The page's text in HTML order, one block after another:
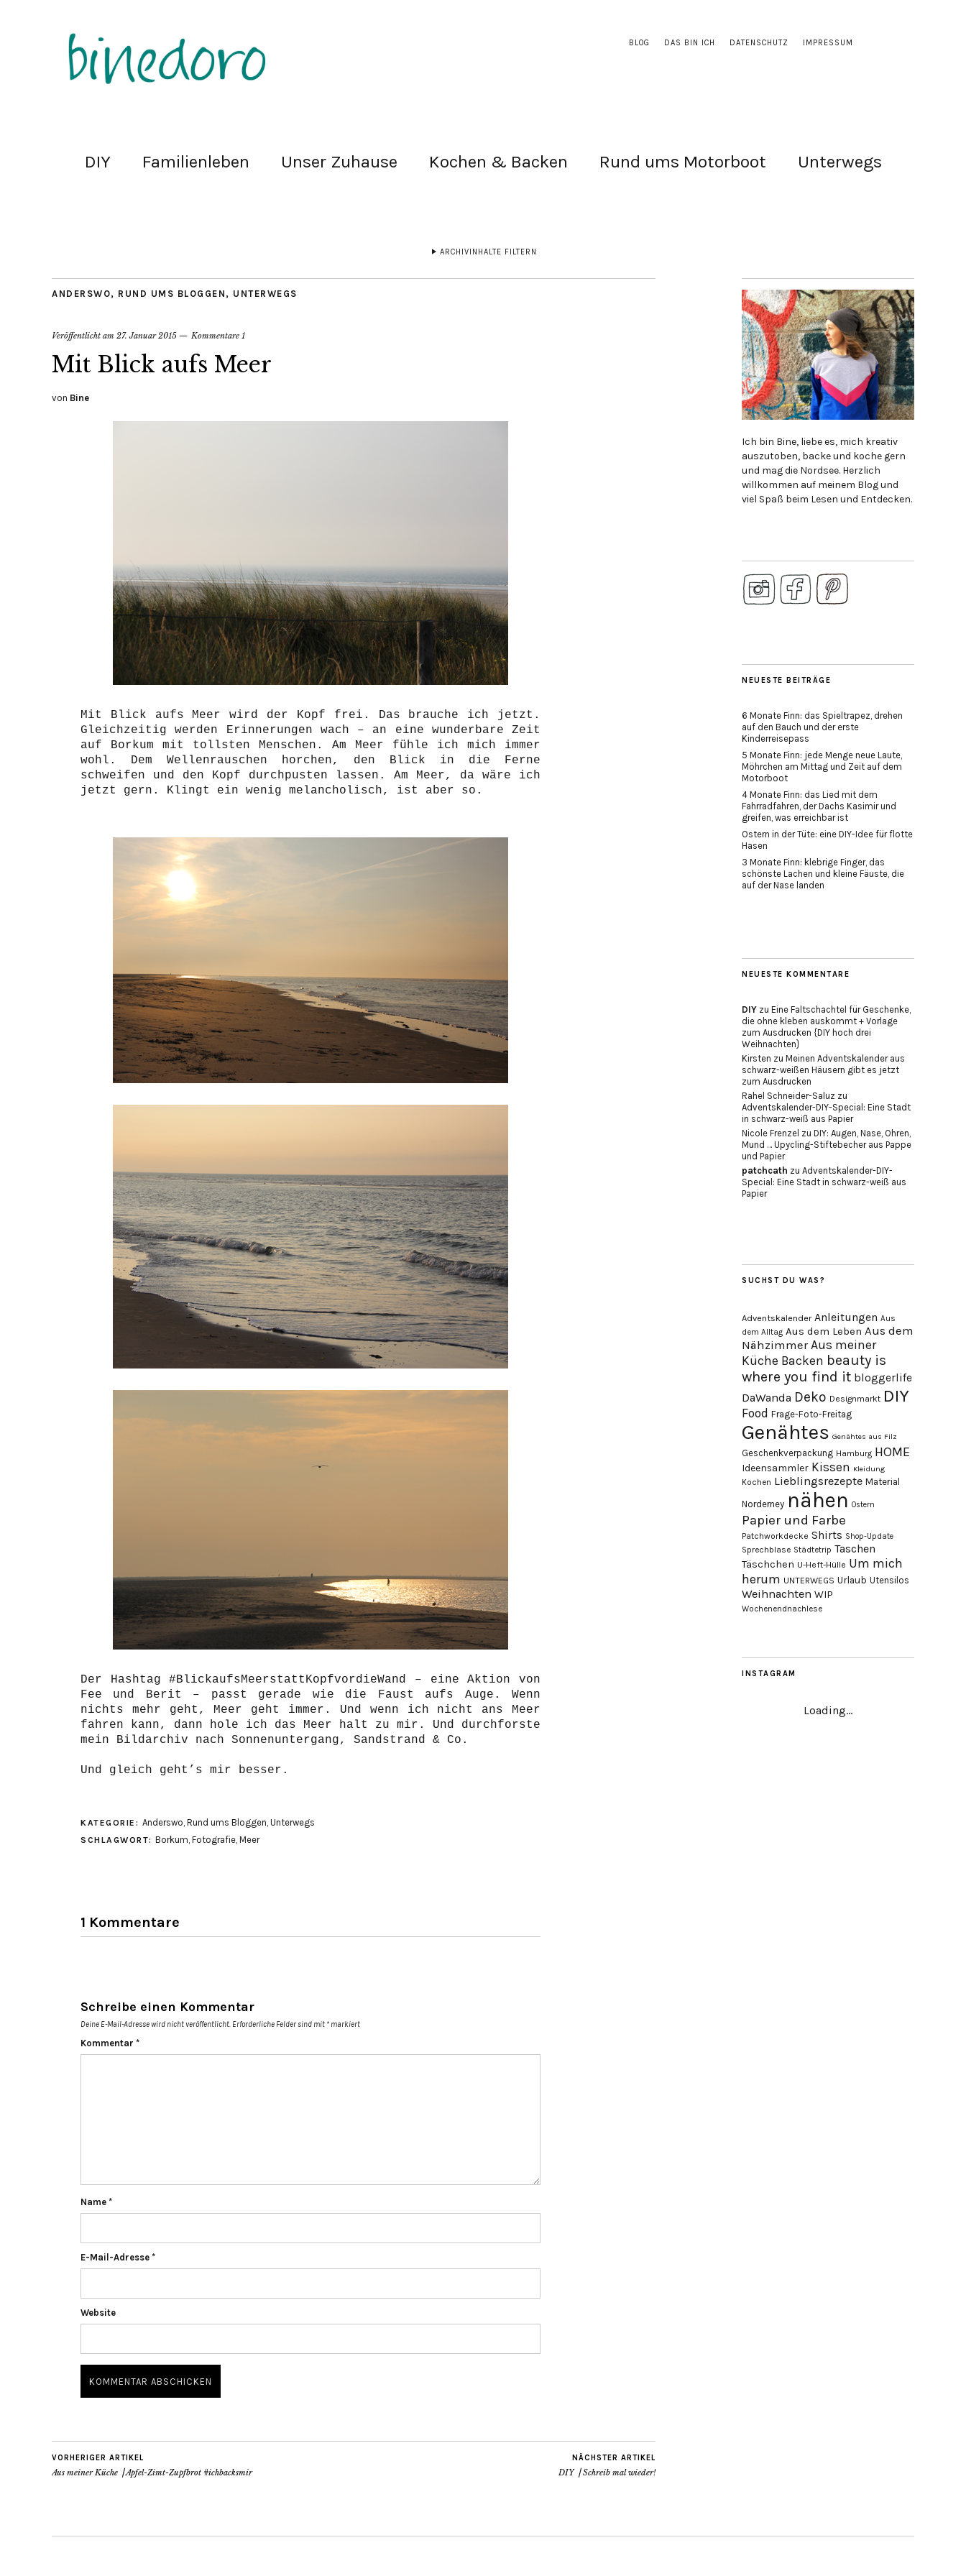
BLOG DAS BIN ICH DATENSCHUTZ IMPRESSUM
DIY Familienleben Unser Zuhause Kochen & Backen Rund ums Motorboot Unterwegs
ARCHIVINHALTE FILTERN
ANDERSWO, RUND UMS BLOGGEN , UNTERWEGS
Veröffentlicht am 27. Januar 2015 Kommentare 1
Mit Blick aufs Meer
von Bine
Mit Blick aufs Meer wird der Kopf frei. Das brauche ich jetzt.
Gleichzeitig werden Erinnerungen wach – an eine wunderbare Zeit
auf Borkum mit tollsten Menschen. Am Meer fühle ich mich immer
wohl. Dem Wellenrauschen horchen, den Blick in die Ferne
schweifen und den Kopf durchpusten lassen. Am Meer, da wäre ich
jetzt gern. Klingt ein wenig melancholisch, ist aber so.
Der Hashtag #BlickaufsMeerstattKopfvordieWand – eine Aktion von
Fee und Berit
– passt gerade wie die Faust aufs Auge. Wenn
nichts mehr geht, Meer geht immer. Und wenn ich nicht ans Meer
fahren kann, dann hole ich das Meer halt zu mir. Und durchforste
mein Bildarchiv nach Sonnenuntergang, Sandstrand & Co.
Und gleich geht’s mir besser.
KATEGORIE: Anderswo, Rund ums Bloggen, Unterwegs
SCHLAGWORT: Borkum, Fotografie, Meer
1 Kommentare
Schreibe einen Kommentar
Deine E-Mail-Adresse wird nicht veröffentlicht. Erforderliche Felder sind mit * markiert
Kommentar *
Name *
E-Mail-Adresse *
Website
VORHERIGER ARTIKEL
Aus meiner Küche ⎟ Apfel-Zimt-Zupfbrot #ichbacksmir
NÄCHSTER ARTIKEL
DIY ⎟ Schreib mal wieder!
Ich bin Bine, liebe es, mich kreativ
auszutoben, backe und koche gern
und mag die Nordsee. Herzlich
willkommen auf meinem Blog und
viel Spaß beim Lesen und Entdecken.
NEUESTE BEITRÄGE
6 Monate Finn: das Spieltrapez, drehen
auf den Bauch und der erste
Kinderreisepass
5 Monate Finn: jede Menge neue Laute,
Möhrchen am Mittag und Zeit auf dem
Motorboot
4 Monate Finn: das Lied mit dem
Fahrradfahren, der Dachs Kasimir und
greifen, was erreichbar ist
Ostern in der Tüte: eine DIY-Idee für flotte
Hasen
3 Monate Finn: klebrige Finger, das
schönste Lachen und kleine Fäuste, die
auf der Nase landen
NEUESTE KOMMENTARE
DIY zu Eine Faltschachtel für Geschenke,
die ohne kleben auskommt + Vorlage
zum Ausdrucken {DIY hoch drei
Weihnachten}
Kirsten zu Meinen Adventskalender aus
schwarz-weißen Häusern gibt es jetzt
zum Ausdrucken
Rahel Schneider-Saluz zu
Adventskalender-DIY-Special: Eine Stadt
in schwarz-weiß aus Papier
Nicole Frenzel zu DIY: Augen, Nase, Ohren,
Mund … Upycling-Stiftebecher aus Pappe
und Papier
patchcath zu Adventskalender-DIY-
Special: Eine Stadt in schwarz-weiß aus
Papier
SUCHST DU WAS?
Adventskalender Anleitungen Aus
dem Alltag Aus dem Leben Aus dem
Nähzimmer Aus meiner
Küche Backen beauty is
where you find it bloggerlife
DaWanda Deko Designmarkt DIY
Food Frage-Foto-Freitag
Genähtes Genähtes aus Filz
Geschenkverpackung Hamburg HOME
Ideensammler Kissen Kleidung
Kochen Lieblingsrezepte Material
Norderney nähen Ostern
Papier und Farbe
Patchworkdecke Shirts Shop-Update
Sprechblase Städtetrip Taschen
Täschchen U-Heft-Hülle Um mich
herum UNTERWEGS Urlaub Utensilos
Weihnachten WIP
Wochenendnachlese
INSTAGRAM
Loading...